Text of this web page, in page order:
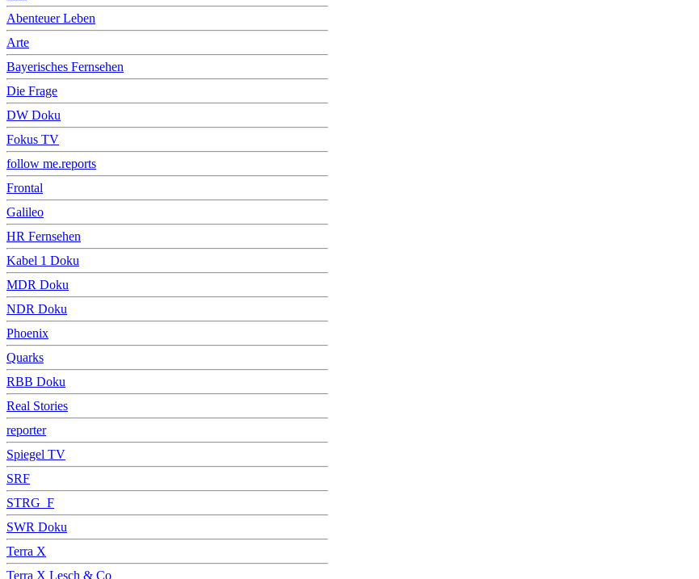
Abenteuer Leben
Arte
Bayerisches Fernsehen
Die Frage
DW Doku
Fokus TV
follow me.reports
Frontal
Galileo
HR Fernsehen
Kabel 1 Doku
MDR Doku
NDR Doku
Phoenix
Quarks
RBB Doku
Real Stories
reporter
Spiegel TV
SRF
STRG_F
SWR Doku
Terra X
Terra X Lesch & Co